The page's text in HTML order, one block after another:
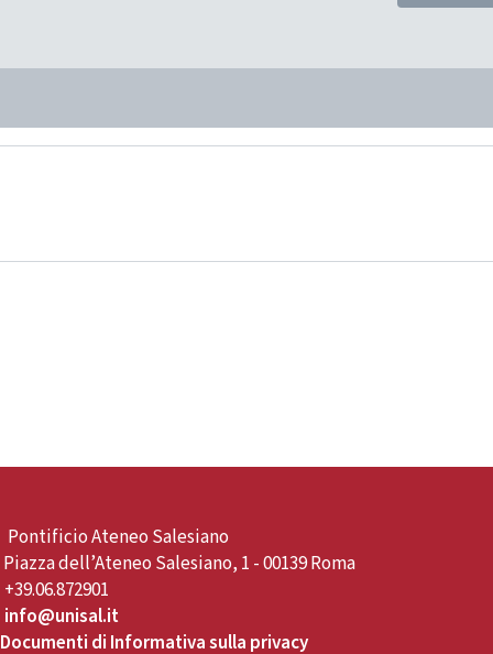
Pontificio Ateneo Salesiano
Piazza dell’Ateneo Salesiano, 1 - 00139 Roma
+39.06.872901
info@unisal.it
Documenti di Informativa sulla privacy